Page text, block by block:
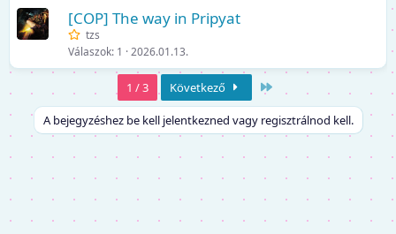
[COP] The way in Pripyat
tzs
Válaszok 1 2026.01.13.
1 / 3 Következő
A bejegyzéshez be kell jelentkezned vagy regisztrálnod kell.